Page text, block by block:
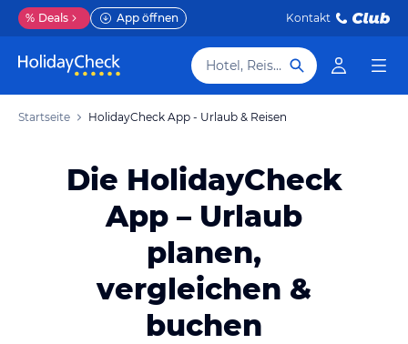
% Deals App öffnen Kontakt
Hotel, Reiseziel
Startseite HolidayCheck App - Urlaub & Reisen
Die HolidayCheck
App – Urlaub
planen,
vergleichen &
buchen